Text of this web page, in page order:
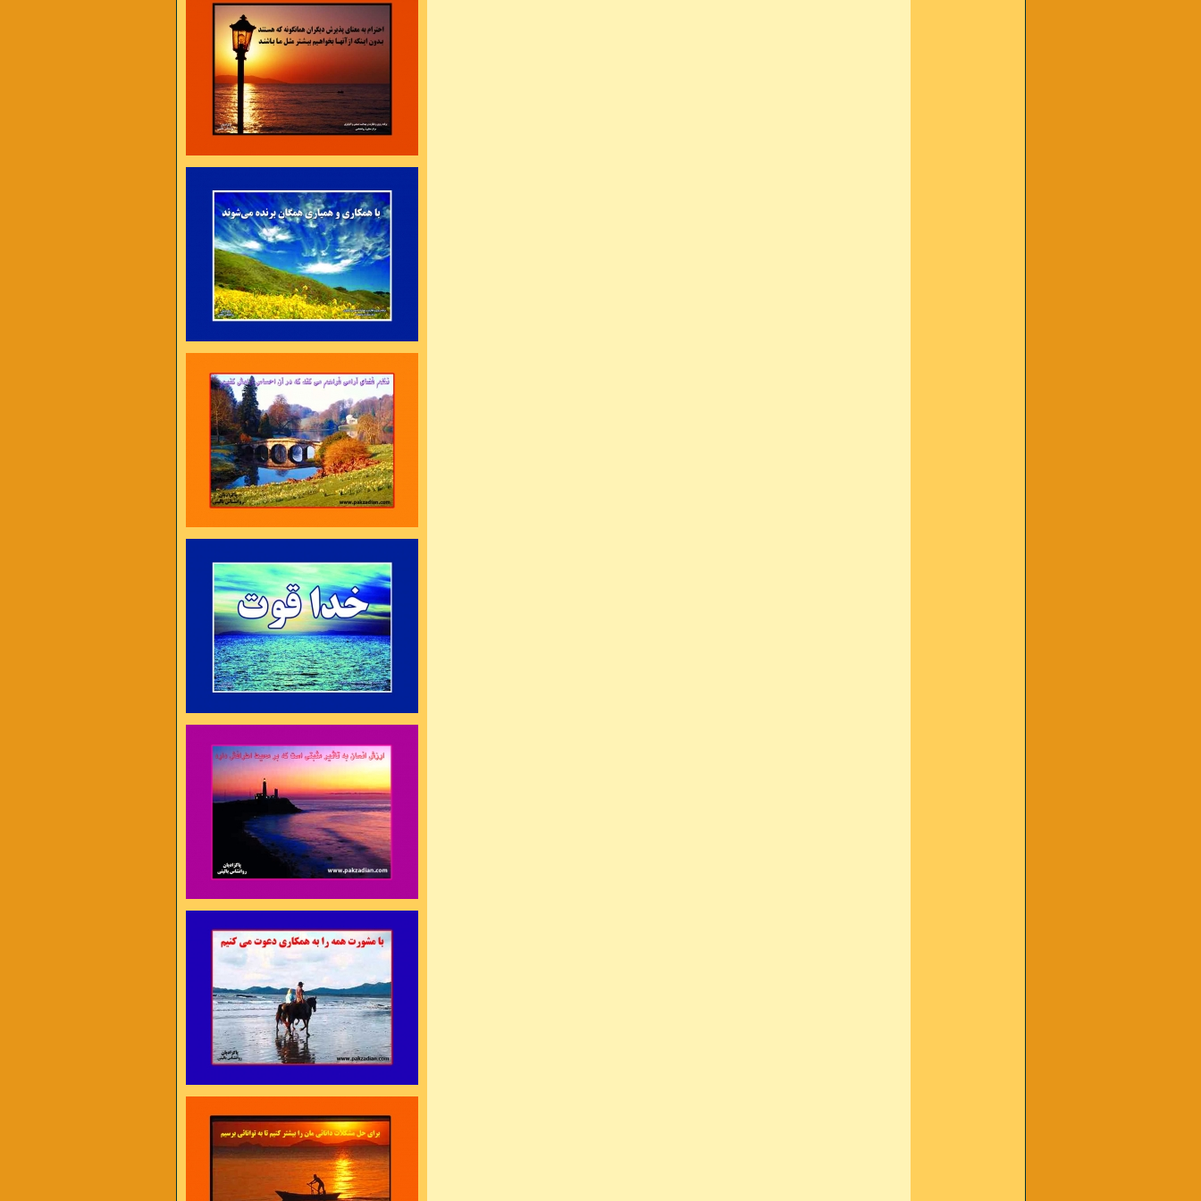
ایده و فکر ، برنامه ریزی و سازماندهی ، تلاش و کوشش ،
استقامت و پایداری 4 عامل موفقیت اند .
بحران یعنی فرصتی تازه
در برخورد با محیط تازه به خود فرصت دهیم ،
زمان به ما کمک خواهد کرد .
رسید مژده که ایام غم نخواهد ماند
چنان نمانده است و چنین هم نخواهد ماند
در مشورت همه را به همکاری دعوت می کنیم .
سینه از آتش دل در غم جانانه بسوخت
آتشی بود در این خانه که کاشانه بسوخت
تنم از واسطه دوری دلبر بگداخت
جانم از آتش مهر رخ جانانه بسوخت
دور اندیشی آری ، دیر اندیشی نه !
برای اجرا مناسب ترند تا برای مشورت ،
برای پروژه های نو مناسب ترند تا امور روزمره »
فرانسیس بیکن
آه بی تاب شدن عادت کم حوصله هاست
مثل عکس رخ مهتاب که افتاده در آب
در دلم هستی و بین من و تو فاصله هاست
بی تو هر لحضه مرا بیم فرو ریختن است
مثل شهری که به روی گسل زلزله هاست